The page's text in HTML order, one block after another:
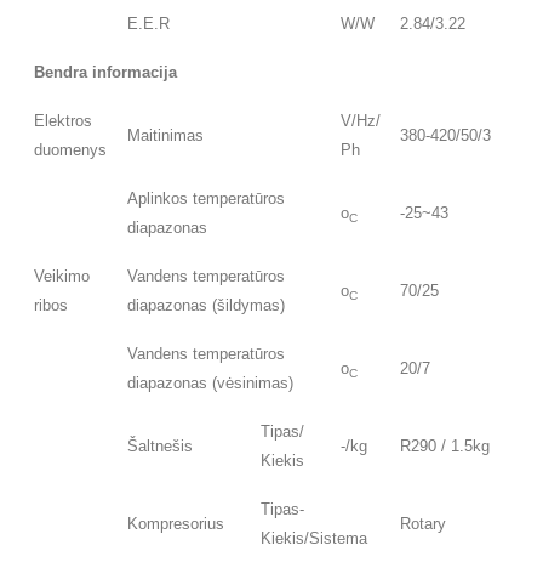
E.E.R W/W 2.84/3.22
Bendra informacija
Elektros
duomenys
Maitinimas
V/Hz/
Ph
380-420/50/3
Veikimo
ribos
Aplinkos temperatūros
diapazonas
oC -25~43
Vandens temperatūros
diapazonas (šildymas)
oC 70/25
Vandens temperatūros
diapazonas (vėsinimas)
oC 20/7
Šaltnešis
Tipas/
Kiekis
-/kg R290 / 1.5kg
Kompresorius
Tipas-
Kiekis/Sistema
Rotary